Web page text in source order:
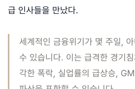
급 인사들을 만났다.
세계적인 금융위기가 몇 주일,
수 있습니다. 이는 급격한 경기
각한 폭락, 실업률의 급상승,